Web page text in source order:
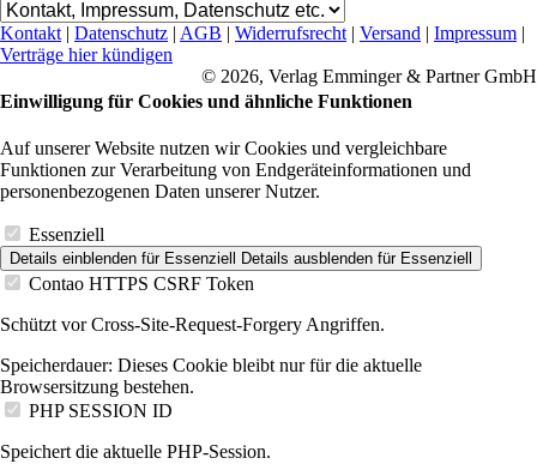
Kontakt | Datenschutz | AGB | Widerrufsrecht | Versand | Impressum |
Verträge hier kündigen
© 2026, Verlag Emminger & Partner GmbH
Einwilligung für Cookies und ähnliche Funktionen
Auf unserer Website nutzen wir Cookies und vergleichbare
Funktionen zur Verarbeitung von Endgeräteinformationen und
personenbezogenen Daten unserer Nutzer.
Essenziell
Details einblenden für Essenziell Details ausblenden für Essenziell
Contao HTTPS CSRF Token
Schützt vor Cross-Site-Request-Forgery Angriffen.
Speicherdauer: Dieses Cookie bleibt nur für die aktuelle
Browsersitzung bestehen.
PHP SESSION ID
Speichert die aktuelle PHP-Session.